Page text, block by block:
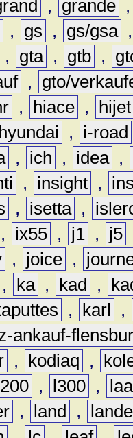
, grande
, gs , gs/gsa
, gta , gtb ,
,
gto/
, hiace ,
hijet
,
i-road
, ich , idea ,
, insight ,
, isetta ,
, ix55 , j1 , j5
, joice ,
, ka , kad ,
, karl
,
ankauf-
, kodiaq ,
, l300 ,
, land ,